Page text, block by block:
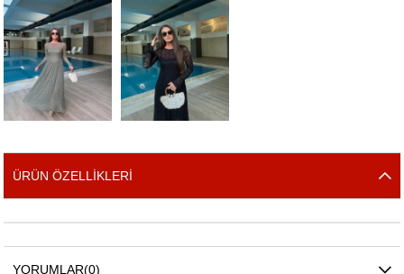
ÜRÜN ÖZELLIKLERI
YORUMLAR(0)